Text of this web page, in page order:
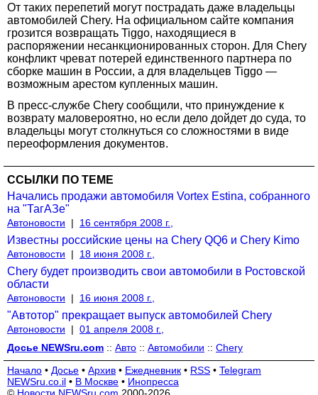
От таких перепетий могут пострадать даже владельцы
автомобилей Chery. На официальном сайте компания
грозится возвращать Tiggo, находящиеся в
распоряжении несанкционированных сторон. Для Chery
конфликт чреват потерей единственного партнера по
сборке машин в России, а для владельцев Tiggo —
возможным арестом купленных машин.
В пресс-службе Chery сообщили, что принуждение к
возврату маловероятно, но если дело дойдет до суда, то
владельцы могут столкнуться со сложностями в виде
переоформления документов.
ССЫЛКИ ПО ТЕМЕ
Начались продажи автомобиля Vortex Estina, собранного
на "ТагАЗе"
Автоновости | 16 сентября 2008 г.,
Известны российские цены на Chery QQ6 и Chery Kimo
Автоновости | 18 июня 2008 г.,
Chery будет производить свои автомобили в Ростовской
области
Автоновости | 16 июня 2008 г.,
"Автотор" прекращает выпуск автомобилей Chery
Автоновости | 01 апреля 2008 г.,
Досье NEWSru.com :: Авто :: Автомобили :: Chery
Начало • Досье • Архив • Ежедневник • RSS • Telegram
NEWSru.co.il • В Москве • Инопресса
© Новости NEWSru.com 2000-2026